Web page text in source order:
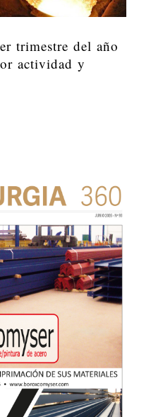
trimestre del año
actividad y